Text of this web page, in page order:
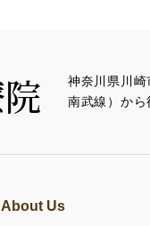
神奈川県川
南武線）から
About Us